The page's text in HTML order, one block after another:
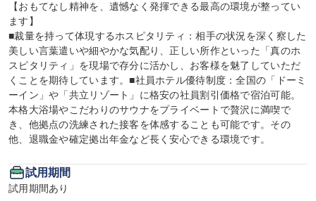
【おもてなし精神を、遺憾なく発揮できる最高の環境が整ってい
ます】
■裁量を持って体現するホスピタリティ：相手の状況を深く察した
美しい言葉遣いや細やかな気配り、正しい所作といった「真のホ
スピタリティ」を現場で存分に活かし、お客様を魅了していただ
くことを期待しています。■社員ホテル優待制度：全国の「ドーミ
ーイン」や「共立リゾート」に格安の社員割引価格で宿泊可能。
本格大浴場やこだわりのサウナをプライベートで贅沢に満喫で
き、他拠点の洗練された接客を体感することも可能です。その
他、退職金や確定拠出年金など長く安心できる環境です。
試用期間
試用期間あり